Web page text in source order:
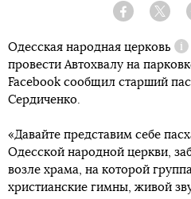
Facebook
Одесская народная церковь
провести Автохвалу на
Facebook сообщил старший
Сердиченко.
«Давайте представим себе
Одесской народной церкви,
возле храма, на которой
христианские гимны, живой